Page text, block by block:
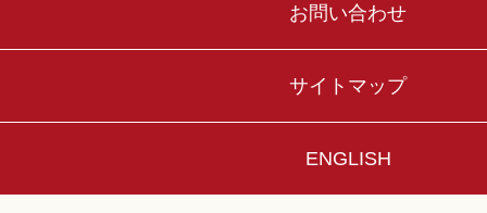
お問い合わせ
サイトマップ
ENGLISH